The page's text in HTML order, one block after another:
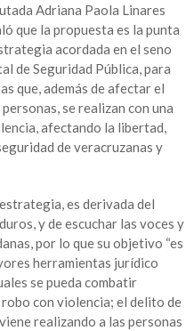
Adriana Paola Linares
que la propuesta es la punta
acordada en el seno
de Seguridad Pública, para
que, además de afectar el
se realizan con una
afectando la libertad,
de veracruzanas y
es derivada del
y de escuchar las voces y
por lo que su objetivo “es
herramientas jurídico
se pueda combatir
con violencia; el delito de
realizando a las personas